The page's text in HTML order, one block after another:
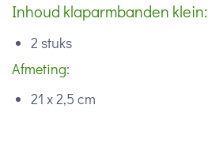
Inhoud klaparmbanden klein:
2 stuks
Afmeting:
21 x 2,5 cm